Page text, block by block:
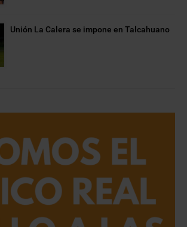
Unión La Calera se impone en Talcahuano